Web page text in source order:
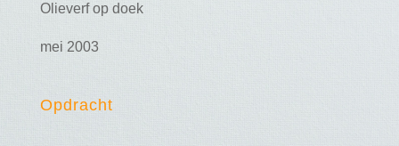
Olieverf op doek
mei 2003
Opdracht